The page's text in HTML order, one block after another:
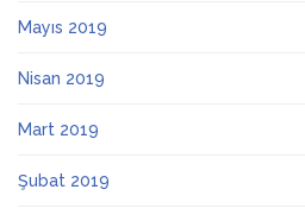
Mayıs 2019
Nisan 2019
Mart 2019
Şubat 2019